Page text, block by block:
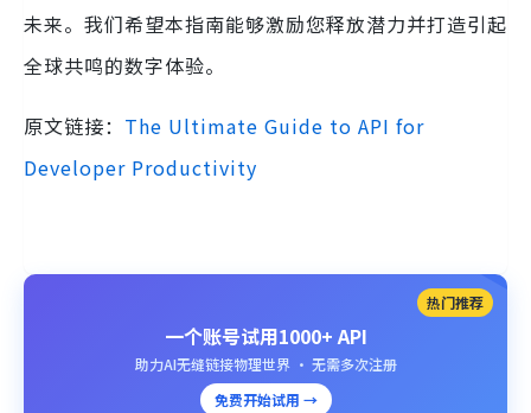
未来。我们希望本指南能够激励您释放潜力并打造引起
全球共鸣的数字体验。
原文链接： The Ultimate Guide to API for
Developer Productivity
热门推荐
一个账号试用1000+ API
助力AI无缝链接物理世界 · 无需多次注册
免费开始试用 →